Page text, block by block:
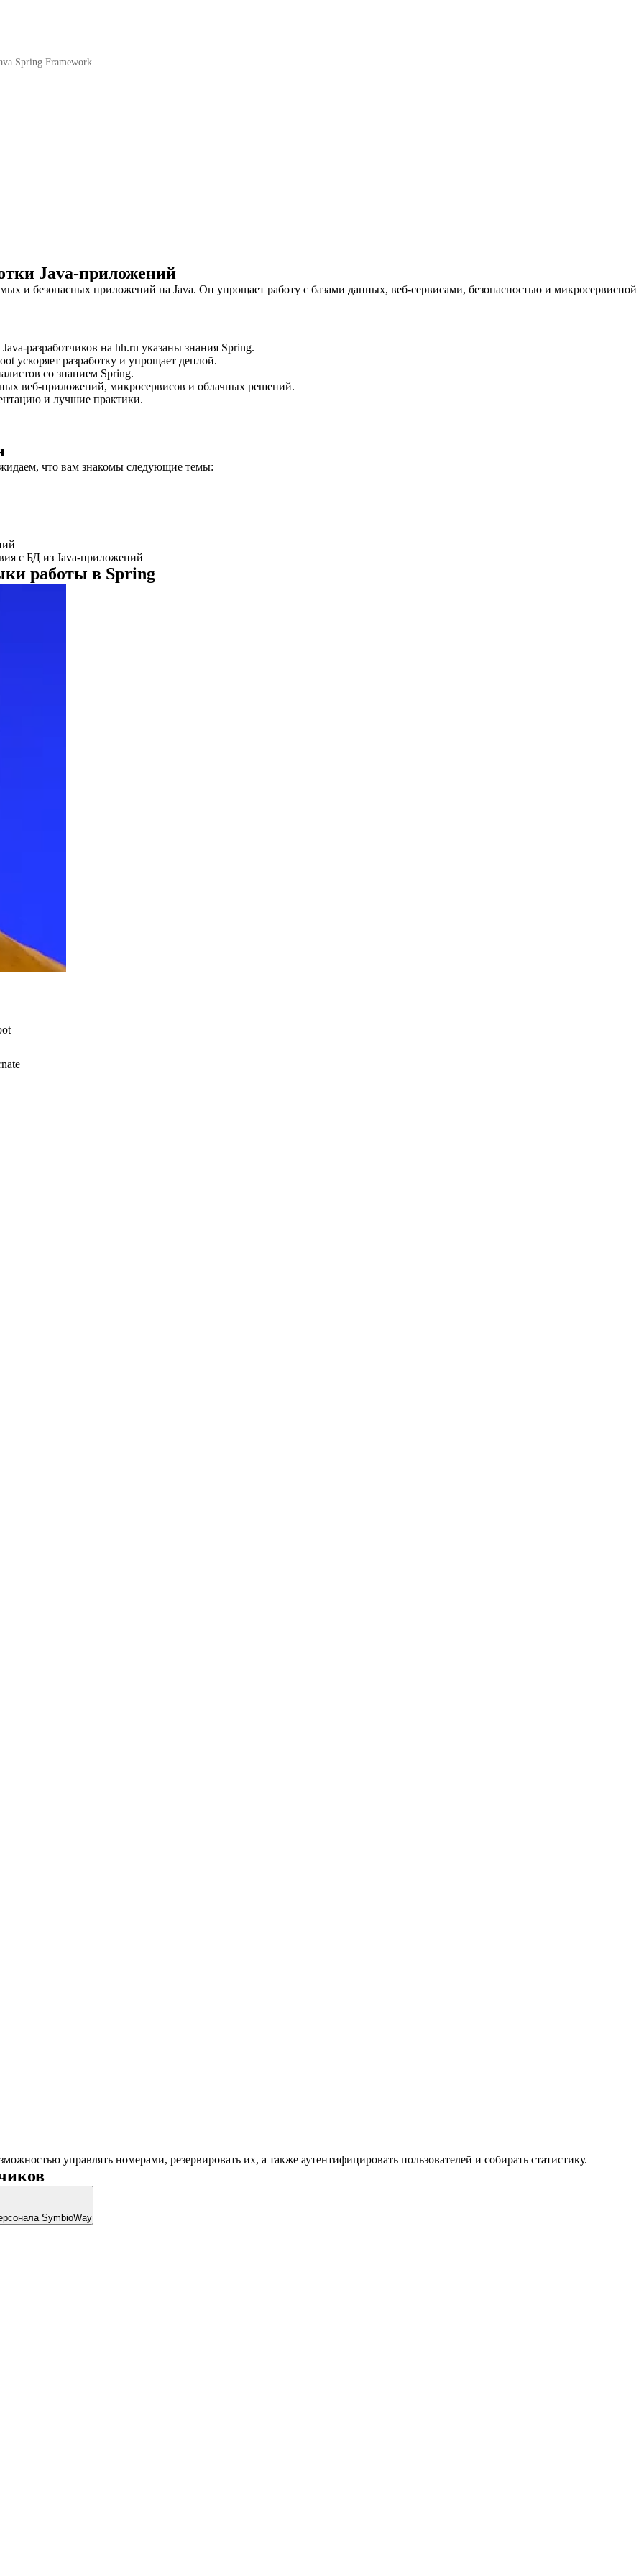
Spring Framework
Java-приложений
и безопасных приложений на Java. Он упрощает работу с базами данных, веб-сервисами, безопасностью и микросервисной
разработчиков на hh.ru указаны знания Spring.
ускоряет разработку и упрощает деплой.
со знанием Spring.
веб-приложений, микросервисов и облачных решений.
и лучшие практики.
что вам знакомы следующие темы:
с БД из Java-приложений
работы в Spring
управлять номерами, резервировать их, а также аутентифицировать пользователей и собирать статистику.
SymbioWay